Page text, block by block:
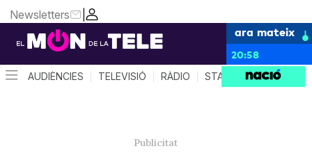
|
Newsletters
ara mateix
20:58
AUDIÈNCIES TELEVISIÓ RÀDIO STAR SYSTEM